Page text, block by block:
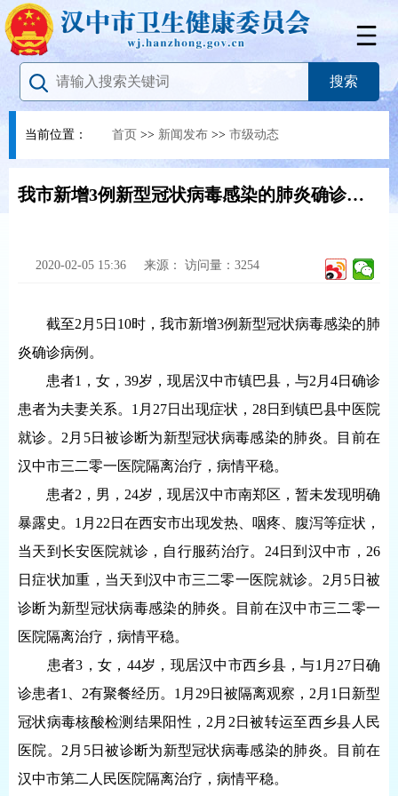
当前位置： 首页 >> 新闻发布 >> 市级动态
我市新增3例新型冠状病毒感染的肺炎确诊病例
2020-02-05 15:36 来源： 访问量： 3254
截至2月5日10时，我市新增3例新型冠状病毒感染的肺
炎确诊病例。
患者1，女，39岁，现居汉中市镇巴县，与2月4日确诊
患者为夫妻关系。1月27日出现症状，28日到镇巴县中医院
就诊。2月5日被诊断为新型冠状病毒感染的肺炎。目前在
汉中市三二零一医院隔离治疗，病情平稳。
患者2，男，24岁，现居汉中市南郑区，暂未发现明确
暴露史。1月22日在西安市出现发热、咽疼、腹泻等症状，
当天到长安医院就诊，自行服药治疗。24日到汉中市，26
日症状加重，当天到汉中市三二零一医院就诊。2月5日被
诊断为新型冠状病毒感染的肺炎。目前在汉中市三二零一
医院隔离治疗，病情平稳。
患者3，女，44岁，现居汉中市西乡县，与1月27日确
诊患者1、2有聚餐经历。1月29日被隔离观察，2月1日新型
冠状病毒核酸检测结果阳性，2月2日被转运至西乡县人民
医院。2月5日被诊断为新型冠状病毒感染的肺炎。目前在
汉中市第二人民医院隔离治疗，病情平稳。